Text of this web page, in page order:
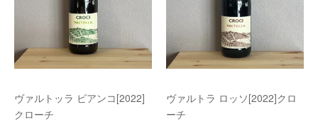
ヴァルトッラ ビアンコ[2022]
クローチ
ヴァルトラ ロッソ[2022]クロ
ーチ